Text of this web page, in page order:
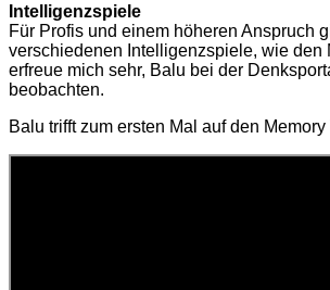
Intelligenzspiele
Für Profis und einem höheren Anspruch
verschiedenen Intelligenzspiele, wie den
erfreue mich sehr, Balu bei der
beobachten.
Balu trifft zum ersten Mal auf den Memory